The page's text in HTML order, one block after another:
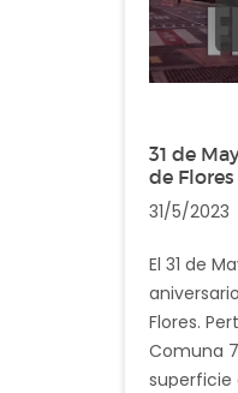
los datos
revelan
49.000
barrio
diversas
Sinagoga,
un
Budista.
31 de
de Flores
31/5/2023
El 31 de
Flores.
Comuna
superficie